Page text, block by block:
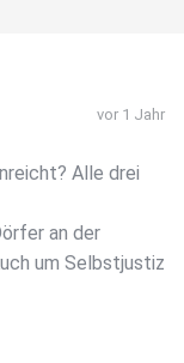
vor 1 Jahr
Alle drei
an der
um Selbstjustiz